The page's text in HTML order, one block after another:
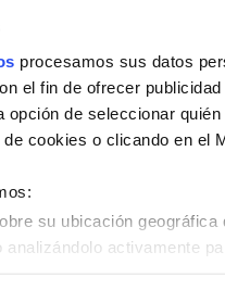
procesamos sus datos
el fin de ofrecer
opción de seleccionar
cookies o clicando en el
su ubicación
analizándolo activamente